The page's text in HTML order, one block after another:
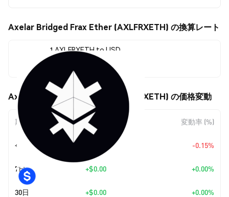
Axelar Bridged Frax Ether (AXLFRXETH) の換算レート
1 AXLFRXETH to USD
Axelar Bridged Frax Ether (AXLFRXETH) の価格変動
期間 金額変動 変動率 (%)
今日 -0.15%
7日 +$0.00 +0.00%
30日 +$0.00 +0.00%